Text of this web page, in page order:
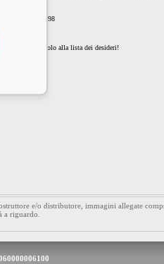
4012230089898
Aggiungi l'articolo alla lista dei desideri!
e/o distributore, immagini allegate
a riguardo.